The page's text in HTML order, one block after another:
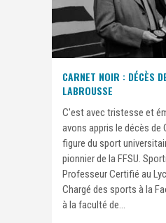
CARNET NOIR : DÉCÈS
LABROUSSE
C'est avec tristesse et
avons appris le décès de
figure du sport
pionnier de la FFSU.
Professeur Certifié au
Chargé des sports à la
à la faculté de...